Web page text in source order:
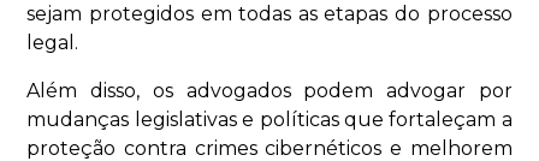
sejam protegidos em todas as etapas do processo
legal.
Além disso, os advogados podem advogar por
mudanças legislativas e políticas que fortaleçam a
proteção contra crimes cibernéticos e melhorem